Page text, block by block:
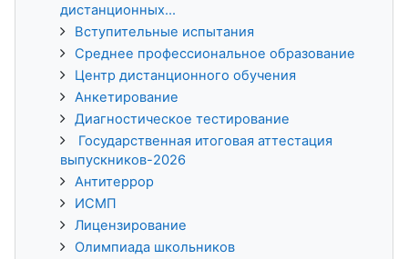
дистанционных...
Вступительные испытания
Среднее профессиональное образование
Центр дистанционного обучения
Анкетирование
Диагностическое тестирование
Государственная итоговая аттестация
выпускников-2026
Антитеррор
ИСМП
Лицензирование
Олимпиада школьников